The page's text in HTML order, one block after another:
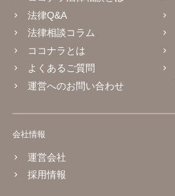
法律Q&A
法律相談コラム
ココナラとは
よくあるご質問
運営へのお問い合わせ
会社情報
運営会社
採用情報